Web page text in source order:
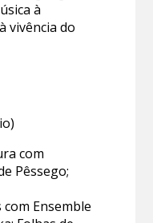
à
vivência do
com
Pêssego;
Ensemble